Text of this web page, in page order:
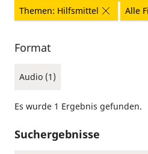
Themen: Hilfsmittel
Alle
Format
Audio (1)
Es wurde 1 Ergebnis gefunden.
Suchergebnisse